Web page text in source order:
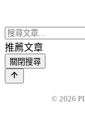
推薦文章
關閉搜尋
© 2026